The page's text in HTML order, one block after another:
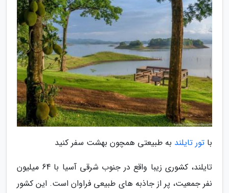
با تور تایلند به طبیعتی همچون بهشت سفر کنید
تایلند، کشوری زیبا واقع در جنوب شرقی آسیا با 64 میلیون
نفر جمعیت، پر از جاذبه های طبیعی فراوان است. این کشور